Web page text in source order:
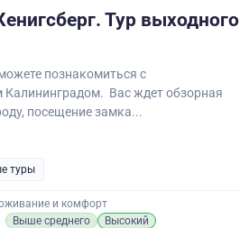
Тур выходного
познакомиться с
Калининградом. Вас ждет обзорная
посещение замка...
туры
и комфорт
Выше среднего
Высокий